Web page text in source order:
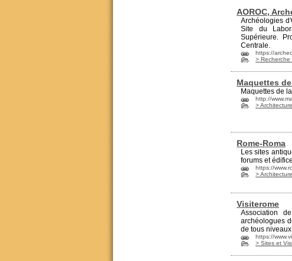
AOROC,
Archéologies
Site du
Supérieure.
Centrale.
https://
> Recherche
Maquettes
Maquettes de
http://
>
Rome-Roma
Les sites
forums et
https://
>
Visiterome
Association
archéologues
de tous
https://
> Sites et